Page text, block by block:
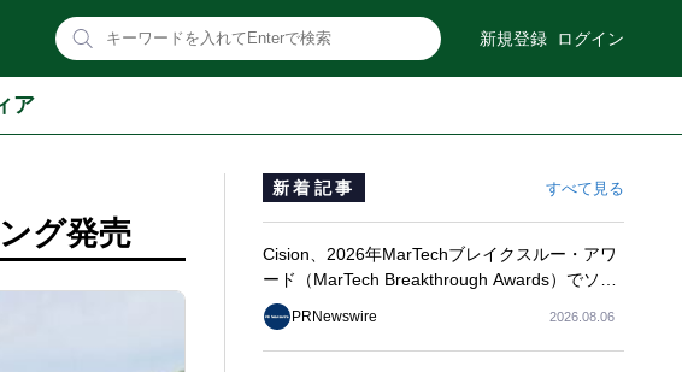
新規登録 ログイン
ア
グ発売
新着記事 すべて見る
Cision、2026年MarTechブレイクスルー・アワ
ード（MarTech Breakthrough Awards）でソー
シャルリスニング、プレスリリース配信、AEO
の3部門を受賞
PRNewswire 2026.08.06